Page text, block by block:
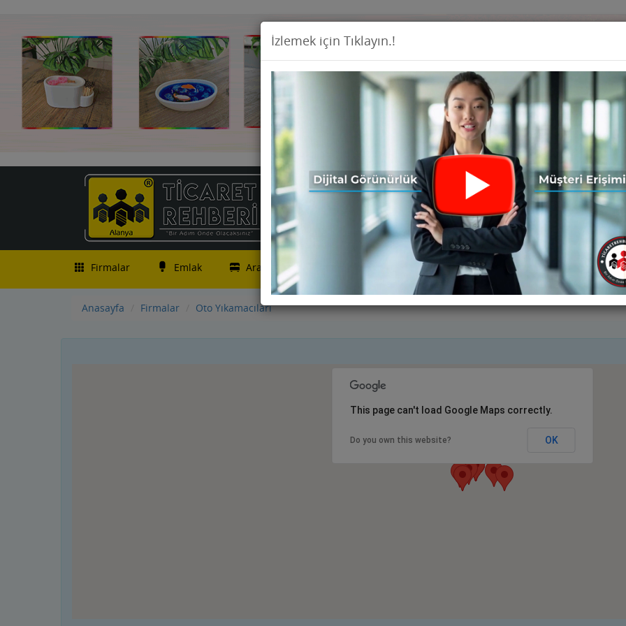
Firma
Firmalar Emlak Araç İlanları İş İlanları Ürünler Haberler Seri
İzlemek için Tıklayın.!
Anasayfa Firmalar Oto Yıkamacıları
This page can't load Google Maps correctly.
Do you own this website? OK